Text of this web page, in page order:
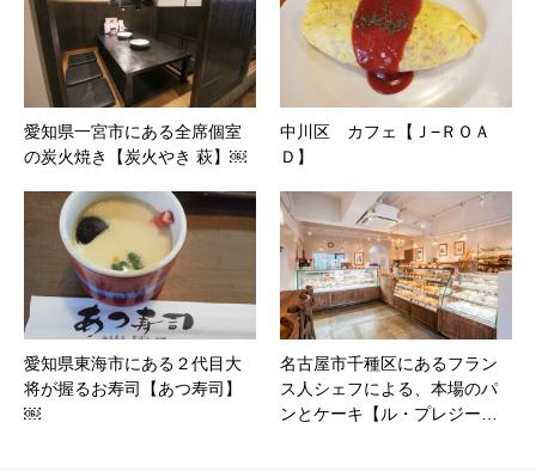
愛知県一宮市にある全席個室
の炭火焼き【炭火やき 萩】￼
中川区 カフェ【Ｊ−ＲＯＡ
Ｄ】
愛知県東海市にある２代目大
将が握るお寿司【あつ寿司】
￼
名古屋市千種区にあるフラン
ス人シェフによる、本場のパ
ンとケーキ【ル・プレジー…